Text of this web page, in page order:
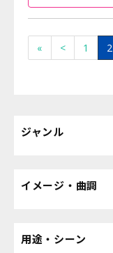
« < 1 2
ジャンル
イメージ・曲調
用途・シーン